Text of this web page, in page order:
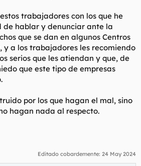
trabajadores con los que he
hablar y denunciar ante la
que se dan en algunos Centros
y a los trabajadores les recomiendo
serios que les atiendan y que, de
que este tipo de empresas
por los que hagan el mal, sino
hagan nada al respecto.
Editado cobardemente: 24 May 2024